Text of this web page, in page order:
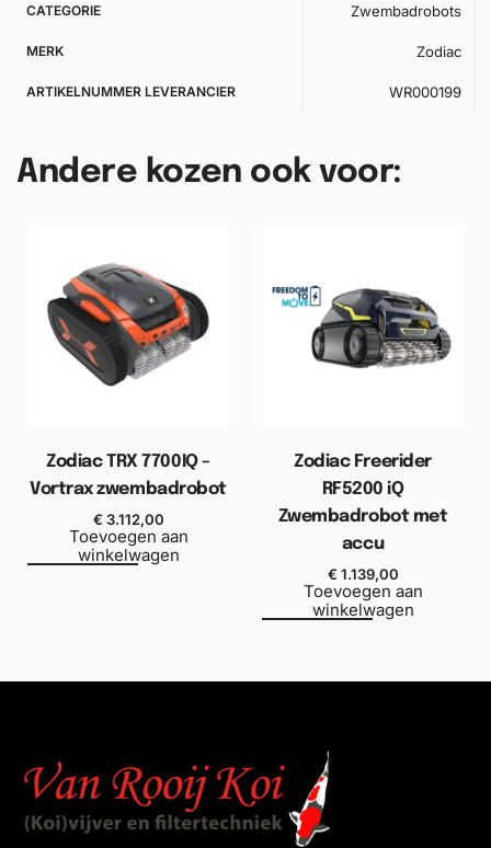
CATEGORIE Zwembadrobots
MERK Zodiac
ARTIKELNUMMER LEVERANCIER WR000199
Andere kozen ook voor:
Zodiac TRX 7700IQ –
Vortrax zwembadrobot
€ 3.112,00
Toevoegen aan
winkelwagen
Zodiac Freerider
RF5200 iQ
Zwembadrobot met
accu
€ 1.139,00
Toevoegen aan
winkelwagen